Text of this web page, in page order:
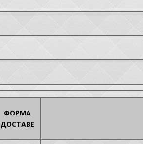
ФОРМА
ДОСТАВЕ